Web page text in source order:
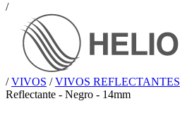
/
/ VIVOS / VIVOS REFLECTANTES
Reflectante - Negro - 14mm